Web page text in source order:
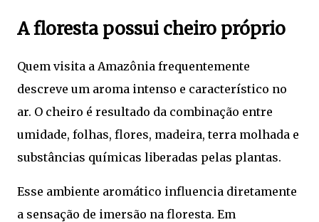
A floresta possui cheiro próprio
Quem visita a Amazônia frequentemente
descreve um aroma intenso e característico no
ar. O cheiro é resultado da combinação entre
umidade, folhas, flores, madeira, terra molhada e
substâncias químicas liberadas pelas plantas.
Esse ambiente aromático influencia diretamente
a sensação de imersão na floresta. Em